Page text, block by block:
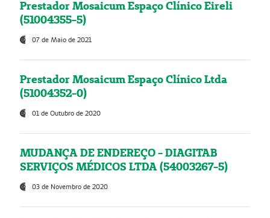
Prestador Mosaicum Espaço Clínico Eireli
(51004355-5)
07 de Maio de 2021
Prestador Mosaicum Espaço Clínico Ltda
(51004352-0)
01 de Outubro de 2020
MUDANÇA DE ENDEREÇO - DIAGITAB
SERVIÇOS MÉDICOS LTDA (54003267-5)
03 de Novembro de 2020